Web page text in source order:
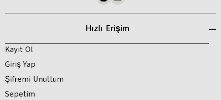
Hızlı Erişim
Kayıt Ol
Giriş Yap
Şifremi Unuttum
Sepetim